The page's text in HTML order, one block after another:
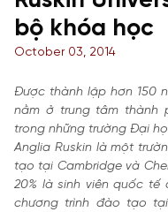
bộ khóa học
October 03, 2014
Được thành lập hơn 150
nằm ở trung tâm thành
trong những trường Đại
Anglia Ruskin là một
tạo tại Cambridge và
20% là sinh viên quốc tế
chương trình đào tạo